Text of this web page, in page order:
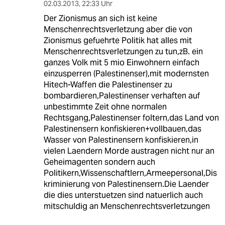
02.03.2013, 22:33 Uhr
Der Zionismus an sich ist keine
Menschenrechtsverletzung aber die von
Zionismus gefuehrte Politik hat alles mit
Menschenrechtsverletzungen zu tun,zB. ein
ganzes Volk mit 5 mio Einwohnern einfach
einzusperren (Palestinenser),mit modernsten
Hitech-Waffen die Palestinenser zu
bombardieren,Palestinenser verhaften auf
unbestimmte Zeit ohne normalen
Rechtsgang,Palestinenser foltern,das Land von
Palestinensern konfiskieren+vollbauen,das
Wasser von Palestinensern konfiskieren,in
vielen Laendern Morde austragen nicht nur an
Geheimagenten sondern auch
Politikern,Wissenschaftlern,Armeepersonal,Dis
kriminierung von Palestinensern.Die Laender
die dies unterstuetzen sind natuerlich auch
mitschuldig an Menschenrechtsverletzungen